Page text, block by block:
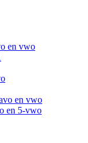
en vwo
en vwo
en 5-vwo